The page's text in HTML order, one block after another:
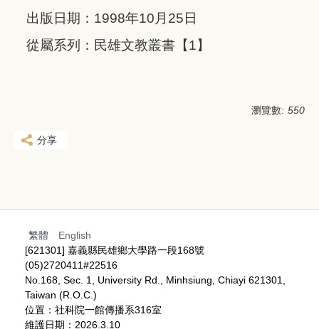
出版日期：1998年10月25日
從屬系列：民雄文教叢書【1】
瀏覽數: 550
分享
繁體
English
[621301] 嘉義縣民雄鄉大學路一段168號
(05)2720411#22516
No.168, Sec. 1, University Rd., Minhsiung, Chiayi 621301,
Taiwan (R.O.C.)
位置：社科院一館傳播系316室
維護日期：2026.3.10